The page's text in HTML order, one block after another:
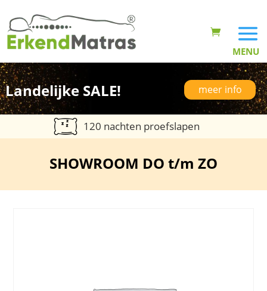
Landelijke SALE! meer info
120 nachten proefslapen
SHOWROOM DO t/m ZO